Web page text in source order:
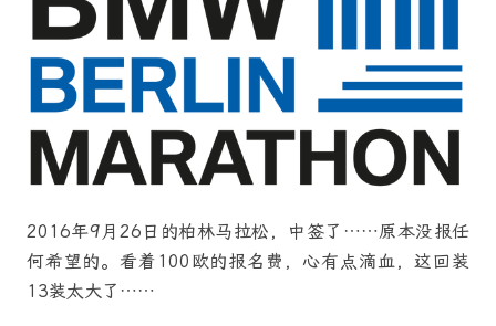
2016年9月26日的柏林马拉松，中签了……原本没报任
何希望的。看着100欧的报名费，心有点滴血，这回装
13装太大了……